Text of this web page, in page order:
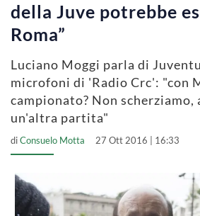
della Juve potrebbe
Roma”
Luciano Moggi parla di
microfoni di 'Radio Crc': "con
campionato? Non scherziamo,
un'altra partita"
diConsuelo Motta 27 Ott 2016 | 16:33